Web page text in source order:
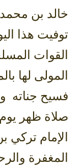
خالد بن
توفيت هذا
القوات
المولى لها
فسيح جناته
الإمام تركي
المغفرة